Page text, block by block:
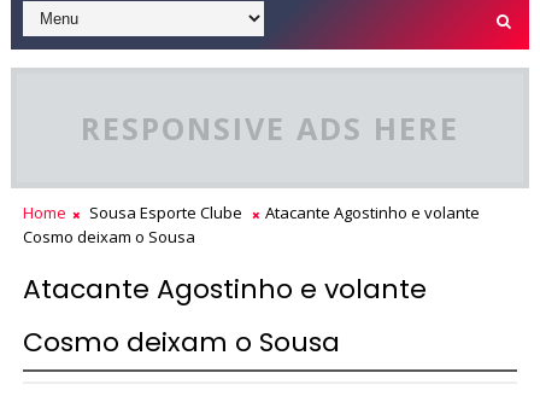
RESPONSIVE ADS HERE
Home Sousa Esporte Clube
Atacante Agostinho e volante
Cosmo deixam o Sousa
Atacante Agostinho e volante
Cosmo deixam o Sousa